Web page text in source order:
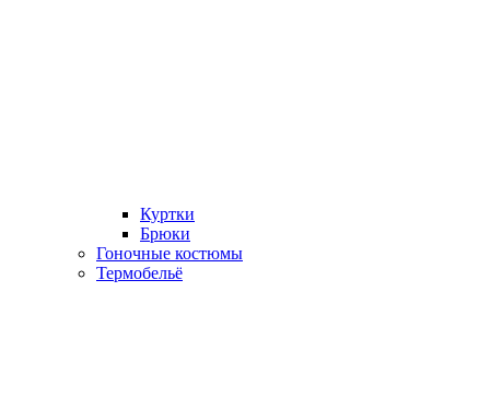
Куртки
Брюки
Гоночные костюмы
Термобельё